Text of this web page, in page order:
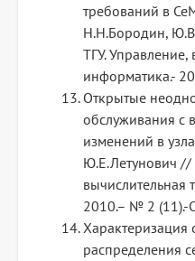
требований в
Н.Н.Бородин,
ТГУ. Управление,
информатика.-
Открытые
обслуживания с
изменений в
Ю.Е.Летунович //
вычислительная
2010.– № 2 (11).-
Характеризация
распределения